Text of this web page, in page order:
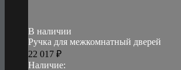
В наличии
Ручка для межкомнатный дверей
22 017 ₽
Наличие: